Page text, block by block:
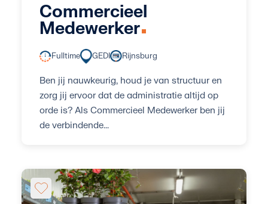
Commercieel
Medewerker
Fulltime GEDI Rijnsburg
Ben jij nauwkeurig, houd je van structuur en
zorg jij ervoor dat de administratie altijd op
orde is? Als Commercieel Medewerker ben jij
de verbindende...